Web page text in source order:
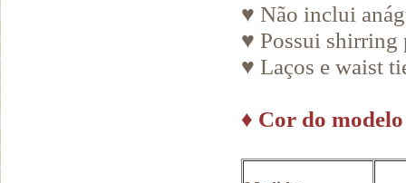
♥ Não inclui
♥ Possui shirring
♥ Laços e waist
♦ Cor do